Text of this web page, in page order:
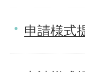
申請様式